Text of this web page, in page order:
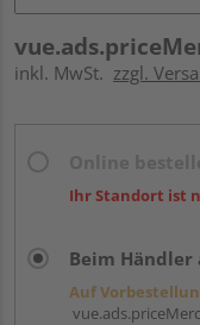
inkl. MwSt. zzgl.
Ihr Standort ist
Beim Händler
Auf